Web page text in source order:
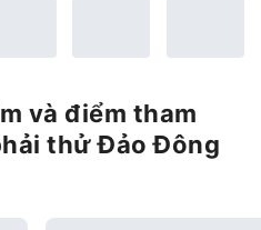
và điểm tham
thử Đảo Đông